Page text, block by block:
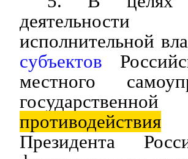
деятельности
исполнительной
субъектов
местного
противодействия
Президента